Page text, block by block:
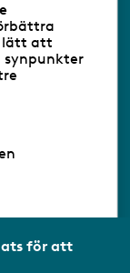
lätt att
för att